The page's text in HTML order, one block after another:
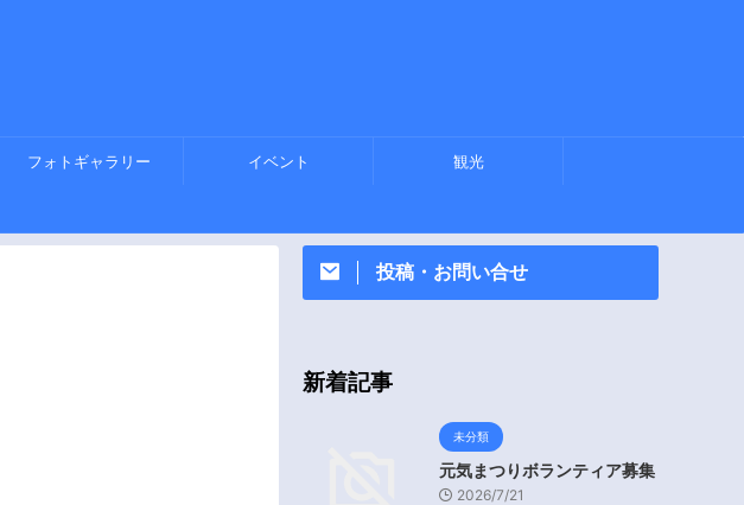
フォトギャラリー イベント 観光
投稿・お問い合せ
新着記事
未分類
元気まつりボランティア募集
2026/7/21